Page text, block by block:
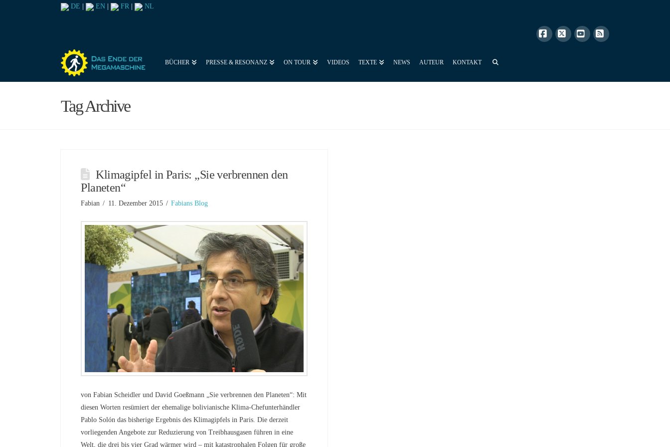
DE EN FR NL
BÜCHER PRESSE & RESONANZ ON TOUR VIDEOS TEXTE NEWS AUTEUR KONTAKT
Tag Archive
Klimagipfel in Paris: „Sie verbrennen den
Planeten“
Fabian 11. Dezember 2015 Fabians Blog
von Fabian Scheidler und David Goeßmann „Sie verbrennen den Planeten“: Mit
diesen Worten resümiert der ehemalige bolivianische Klima-Chefunterhändler
Pablo Solón das bisherige Ergebnis des Klimagipfels in Paris. Die derzeit
vorliegenden Angebote zur Reduzierung von Treibhausgasen führen in eine
Welt, die drei bis vier Grad wärmer wird – mit katastrophalen Folgen für große